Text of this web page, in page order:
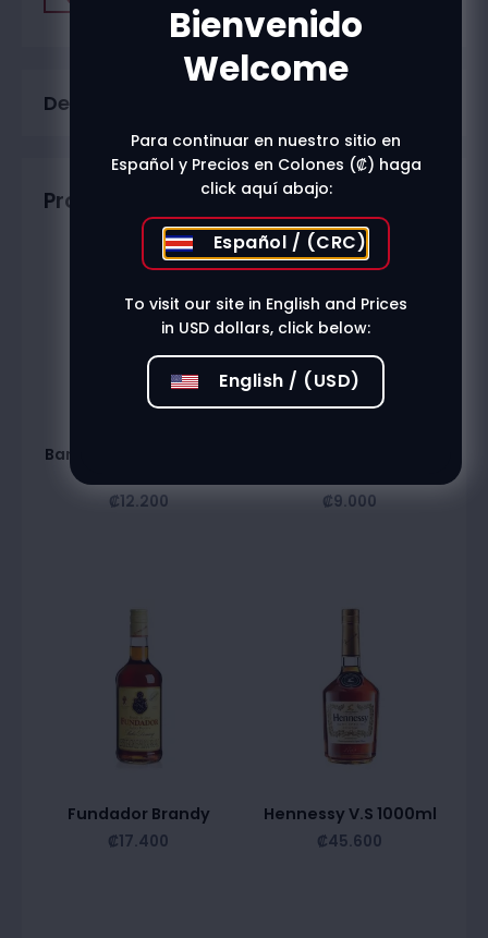
Description
Productos relacionados
Bardinet Blue Curacao
₡12.200 ₡9.000
Fundador Brandy
₡17.400
Hennessy V.S 1000ml
₡45.600
Bienvenido
Welcome
Para continuar en nuestro sitio en
Español y Precios en Colones (₡) haga
click aquí abajo:
Español / (CRC)
To visit our site in English and Prices
in USD dollars, click below:
English / (USD)